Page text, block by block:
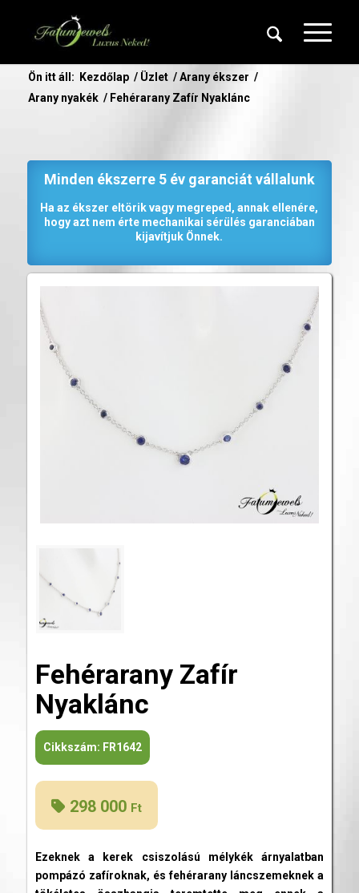
Ön itt áll: Kezdőlap / Üzlet / Arany ékszer /
Arany nyakék / Fehérarany Zafír Nyaklánc
Minden ékszerre 5 év garanciát vállalunk
Ha az ékszer eltörik vagy megreped, annak ellenére,
hogy azt nem érte mechanikai sérülés garanciában
kijavítjuk Önnek.
Fehérarany Zafír
Nyaklánc
Cikkszám: FR1642
298 000 Ft
Ezeknek a kerek csiszolású mélykék árnyalatban
pompázó zafíroknak, és fehérarany láncszemeknek a